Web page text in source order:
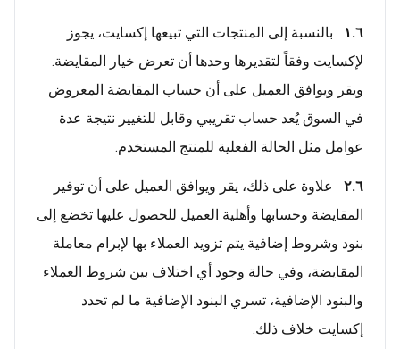
١.٦
بالنسبة إلى المنتجات التي تبيعها إكسايت، يجوز
لإكسايت وفقاً لتقديرها وحدها أن تعرض خيار المقايضة.
ويقر ويوافق العميل على أن حساب المقايضة المعروض
في السوق يُعد حساب تقريبي وقابل للتغيير نتيجة عدة
عوامل مثل الحالة الفعلية للمنتج المستخدم.
٢.٦
علاوة على ذلك، يقر ويوافق العميل على أن توفير
المقايضة وحسابها وأهلية العميل للحصول عليها تخضع إلى
بنود وشروط إضافية يتم تزويد العملاء بها لإبرام معاملة
المقايضة، وفي حالة وجود أي اختلاف بين شروط العملاء
والبنود الإضافية، تسري البنود الإضافية ما لم تحدد
إكسايت خلاف ذلك.